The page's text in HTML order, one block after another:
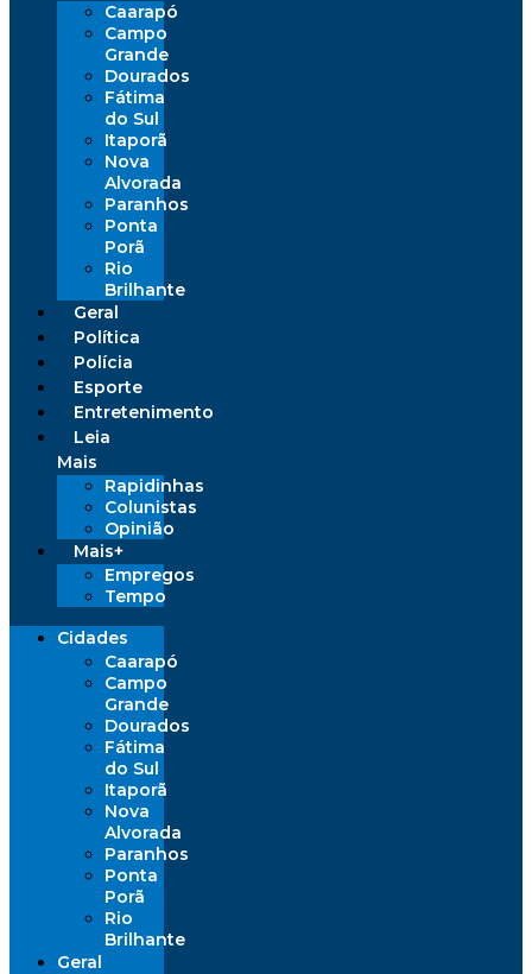
Caarapó
Campo
Grande
Dourados
Fátima
do Sul
Itaporã
Nova
Alvorada
Paranhos
Ponta
Porã
Rio
Brilhante
Geral
Política
Polícia
Esporte
Entretenimento
Leia
Mais
Rapidinhas
Colunistas
Opinião
Mais+
Empregos
Tempo
Cidades
Caarapó
Campo
Grande
Dourados
Fátima
do Sul
Itaporã
Nova
Alvorada
Paranhos
Ponta
Porã
Rio
Brilhante
Geral